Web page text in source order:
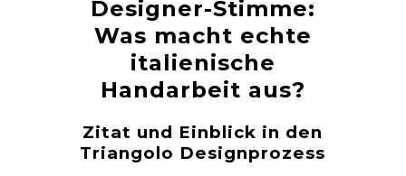
Designer-Stimme:
Was macht echte
italienische
Handarbeit aus?
Zitat und Einblick in den
Triangolo Designprozess